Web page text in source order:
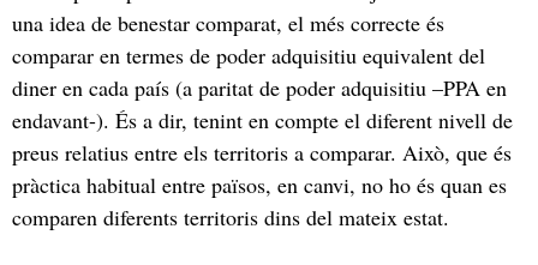
una idea de benestar comparat, el més correcte és
comparar en termes de poder adquisitiu equivalent del
diner en cada país (a paritat de poder adquisitiu –PPA en
endavant-). És a dir, tenint en compte el diferent nivell de
preus relatius entre els territoris a comparar. Això, que és
pràctica habitual entre països, en canvi, no ho és quan es
comparen diferents territoris dins del mateix estat.